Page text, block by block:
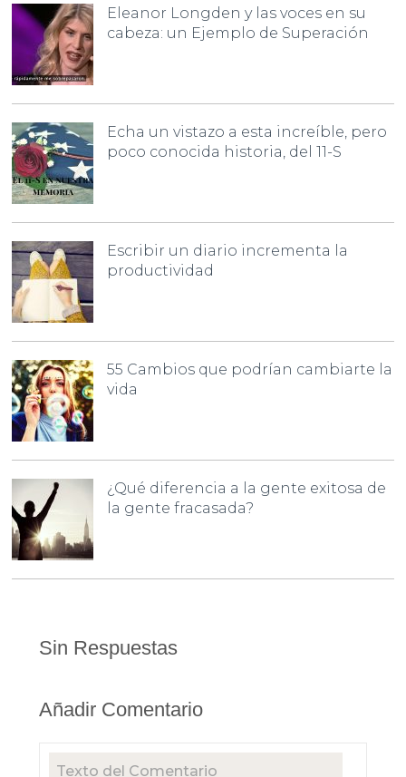
Eleanor Longden y las voces en su
cabeza: un Ejemplo de Superación
Echa un vistazo a esta increíble, pero
poco conocida historia, del 11-S
Escribir un diario incrementa la
productividad
55 Cambios que podrían cambiarte la
vida
¿Qué diferencia a la gente exitosa de
la gente fracasada?
Sin Respuestas
Añadir Comentario